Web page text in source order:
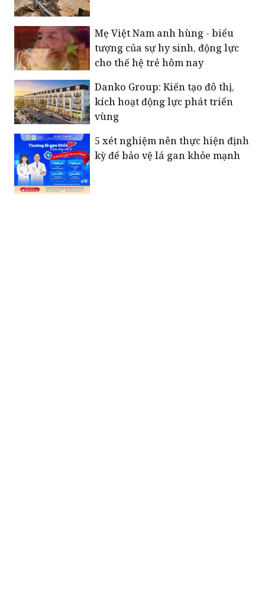
Mẹ Việt Nam anh hùng - biểu
tượng của sự hy sinh, động lực
cho thế hệ trẻ hôm nay
Danko Group: Kiến tạo đô thị,
kích hoạt động lực phát triển
vùng
5 xét nghiệm nên thực hiện định
kỳ để bảo vệ lá gan khỏe mạnh